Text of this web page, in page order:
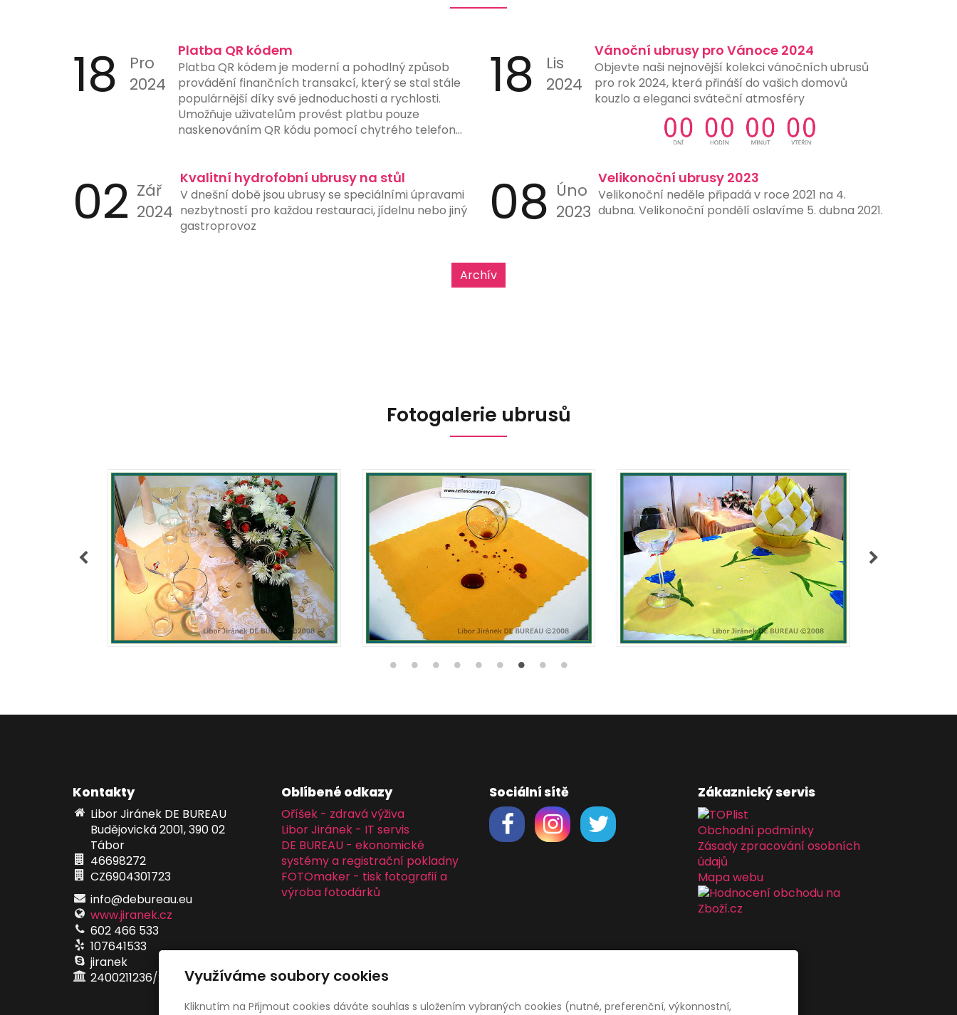
18
Pro
2024
Platba QR kódem
Platba QR kódem je moderní a pohodlný způsob
provádění finančních transakcí, který se stal stále
populárnější díky své jednoduchosti a rychlosti.
Umožňuje uživatelům provést platbu pouze
naskenováním QR kódu pomocí chytrého telefonu
ručního zadávání čísel účtů, čímž snižuje riziko chyb
a urychluje proces platby. Mnohé banky a finanční
instituce nyní nabízejí možnost generování a
skenování QR kódů přímo ve svých aplikacích, což
18
Lis
2024
Vánoční ubrusy pro Vánoce 2024
Objevte naši nejnovější kolekci vánočních ubrusů
pro rok 2024, která přináší do vašich domovů
kouzlo a eleganci sváteční atmosféry
02 Zář
2024
Kvalitní hydrofobní ubrusy na stůl
V dnešní době jsou ubrusy se speciálními úpravami
nezbytností pro každou restauraci, jídelnu nebo jiný
gastroprovoz
08 Úno
2023
Velikonoční ubrusy 2023
Velikonoční neděle připadá v roce 2021 na 4.
dubna. Velikonoční pondělí oslavíme 5. dubna 2021.
Archív
Fotogalerie ubrusů
Kontakty
Libor Jiránek DE BUREAU
Budějovická 2001, 390 02
Tábor
46698272
CZ6904301723
info@debureau.eu
www.jiranek.cz
602 466 533
107641533
jiranek
2400211236/2010
Oblíbené odkazy
Oříšek - zdravá výživa
Libor Jiránek - IT servis
DE BUREAU - ekonomické
systémy a registrační pokladny
FOTOmaker - tisk fotografií a
výroba fotodárků
Sociální sítě Zákaznický servis
Obchodní podmínky
Zásady zpracování osobních
údajů
Mapa webu
Využíváme soubory cookies
Kliknutím na Přijmout cookies dáváte souhlas s uložením vybraných cookies (nutné, preferenční, výkonnostní,